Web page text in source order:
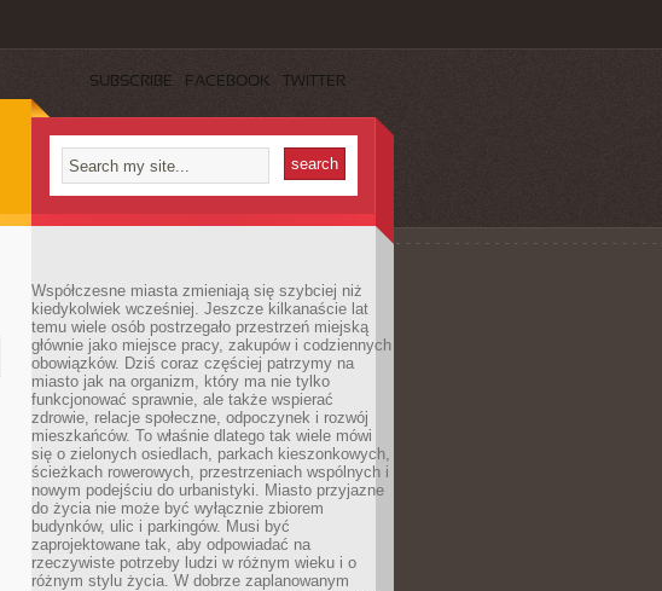
SUBSCRIBE FACEBOOK TWITTER
Współczesne miasta zmieniają się szybciej niż
kiedykolwiek wcześniej. Jeszcze kilkanaście lat
temu wiele osób postrzegało przestrzeń miejską
głównie jako miejsce pracy, zakupów i codziennych
obowiązków. Dziś coraz częściej patrzymy na
miasto jak na organizm, który ma nie tylko
funkcjonować sprawnie, ale także wspierać
zdrowie, relacje społeczne, odpoczynek i rozwój
mieszkańców. To właśnie dlatego tak wiele mówi
się o zielonych osiedlach, parkach kieszonkowych,
ścieżkach rowerowych, przestrzeniach wspólnych i
nowym podejściu do urbanistyki. Miasto przyjazne
do życia nie może być wyłącznie zbiorem
budynków, ulic i parkingów. Musi być
zaprojektowane tak, aby odpowiadać na
rzeczywiste potrzeby ludzi w różnym wieku i o
różnym stylu życia. W dobrze zaplanowanym